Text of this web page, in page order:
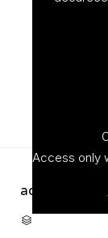
admin

Access only